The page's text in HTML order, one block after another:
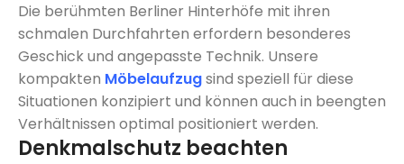
Die berühmten Berliner Hinterhöfe mit ihren
schmalen Durchfahrten erfordern besonderes
Geschick und angepasste Technik. Unsere
kompakten Möbelaufzugsind speziell für diese
Situationen konzipiert und können auch in beengten
Verhältnissen optimal positioniert werden.
Denkmalschutz beachten